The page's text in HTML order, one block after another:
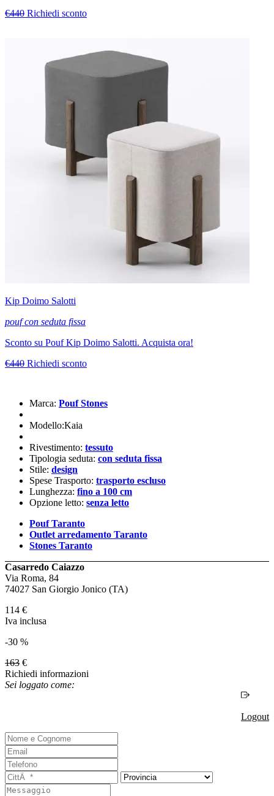
€440 Richiedi sconto
Kip Doimo Salotti
pouf con seduta fissa
Sconto su Pouf Kip Doimo Salotti. Acquista ora!
€440 Richiedi sconto
Marca: Pouf Stones
Modello:Kaia
Rivestimento: tessuto
Tipologia seduta: con seduta fissa
Stile: design
Spese Trasporto: trasporto escluso
Lunghezza: fino a 100 cm
Opzione letto: senza letto
Pouf Taranto
Outlet arredamento Taranto
Stones Taranto
Casarredo Caiazzo
Via Roma, 84
74027 San Giorgio Jonico (TA)
114 €
Iva inclusa
-30 %
163 €
Richiedi informazioni
Sei loggato come:
Logout